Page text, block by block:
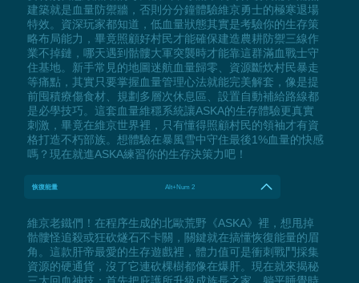
建築就是血量防禦牆，否則分分鐘體驗維京勇士的極寒退場
特效。資深玩家都知道，低血量狀態其實是考驗你的生存策
略布局能力，畢竟照顧好村民才能確保建造農耕防禦三線作
業不掉鏈，哪天遇到骷髏大軍突襲時才能靠這群滿血戰士守
住基地。新手常見的地圖迷航血量歸零、資源斷炊村民暴走
等痛點，其實只要掌握血量管理心法就能完美解套，像是提
前囤積療傷食材、規劃多層次休息區、設置自動補給路線都
是必學技巧。這套血量維穩系統讓ASKA的生存體驗更真實
刺激，畢竟在維京世界裡，只有懂得照顧村民的領袖才有資
格打造不朽部族。想體驗在暴風雪中守住最後1%血量的快感
嗎？現在就進ASKA練習你的生存決策力吧！
恢復能量 Alt+Num 2
維京老鐵們！在程序生成的北歐荒野《ASKA》裡，想甩掉
骷髏怪追殺或狂砍燧石不卡關，關鍵就在搞懂恢復能量的眉
角。這款肝帝最愛的生存遊戲裡，體力值可是衝刺戰鬥採集
資源的硬通貨，沒了它連砍棵樹都像在爆肝。現在就來揭秘